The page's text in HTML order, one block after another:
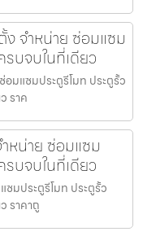
จำหน่าย ซ่อมแซม
บจบในที่เดียว
มแซมประตูรีโมท ประตูรั้ว
ราค
หน่าย ซ่อมแซม
บจบในที่เดียว
มประตูรีโมท ประตูรั้ว
ราคาถู